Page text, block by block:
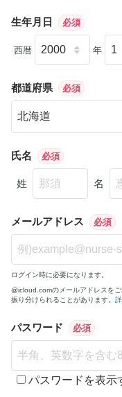
生年月日 必須
西暦 年
都道府県 必須
氏名 必須
姓 名
メールアドレス 必須
ログイン時に必要になります。
@icloud.comのメールアドレスを
振り分けられることがあります。
パスワード 必須
パスワードを表示